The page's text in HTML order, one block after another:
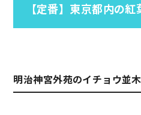
【定番】東京都内の
明治神宮外苑のイチョウ並木